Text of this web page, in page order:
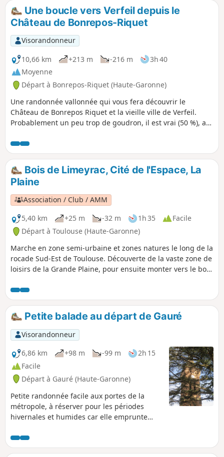
Une boucle vers Verfeil depuis le
Château de Bonrepos-Riquet
Visorandonneur
10,66 km
+213 m -216 m
3h 40
Moyenne
Départ à Bonrepos-Riquet (Haute-Garonne)
Une randonnée vallonnée qui vous fera découvrir le
Château de Bonrepos Riquet et la vieille ville de Verfeil.
Probablement un peu trop de goudron, il est vrai (50 %), au
fréquentées.
Bois de Limeyrac, Cité de l'Espace, La
Plaine
Association / Club / AMM
5,40 km
+25 m -32 m 1h 35
Facile
Départ à Toulouse (Haute-Garonne)
Marche en zone semi-urbaine et zones natures le long de la
rocade Sud-Est de Toulouse. Découverte de la vaste zone de
loisirs de la Grande Plaine, pour ensuite monter vers le bois
longer la Cité de l'Espace. Nombreuses possibilités de se
poser, de faire des activités physiques ou de jouer avec les
enfants.Petite balade au départ de Gauré
Visorandonneur
6,86 km
+98 m -99 m
2h 15
Facile
Départ à Gauré (Haute-Garonne)
Petite randonnée facile aux portes de la
métropole, à réserver pour les périodes
hivernales et humides car elle emprunte